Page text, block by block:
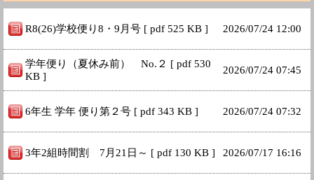
R8(26)学校便り8・9月号 [ pdf 525 KB ] 2026/07/24 12:00
学年便り（夏休み前） No.２ [ pdf 530
KB ]
2026/07/24 07:45
6年生 学年 便り第２号 [ pdf 343 KB ] 2026/07/24 07:32
3年2組時間割 7月21日～ [ pdf 130 KB ] 2026/07/17 16:16